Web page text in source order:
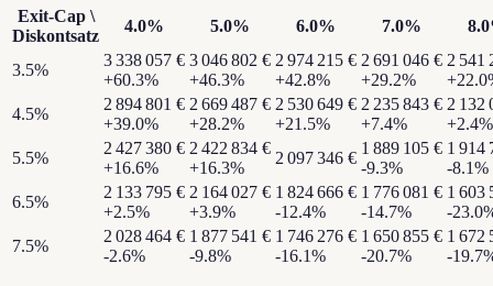
Exit-Cap\
Diskontsatz
4.0% 5.0% 6.0% 7.0% 8.0
3.5%
3 338 057 €
+60.3%
3 046 802 €
+46.3%
2 974 215 €
+42.8%
2 691 046 €
+29.2%
2 541
+22.0
4.5%
2 894 801 €
+39.0%
2 669 487 €
+28.2%
2 530 649 €
+21.5%
2 235 843 €
+7.4%
2 132
+2.4%
5.5%
2 427 380 €
+16.6%
2 422 834 €
+16.3%
2 097 346 €
1 889 105 €
-9.3%
1 914
-8.1%
6.5%
2 133 795 €
+2.5%
2 164 027 €
+3.9%
1 824 666 €
-12.4%
1 776 081 €
-14.7%
1 603
-23.0
7.5%
2 028 464 €
-2.6%
1 877 541 €
-9.8%
1 746 276 €
-16.1%
1 650 855 €
-20.7%
1 672
-19.7